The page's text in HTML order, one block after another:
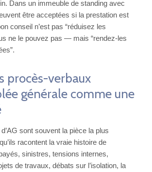
Dans un immeuble de standing avec
être acceptées si la prestation est
conseil n’est pas “réduisez les
ne le pouvez pas — mais “rendez-les
procès-verbaux
générale comme une
sont souvent la pièce la plus
racontent la vraie histoire de
sinistres, tensions internes,
de travaux, débats sur l’isolation, la